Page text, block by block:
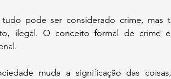
tudo pode ser considerado crime,
ilegal. O conceito formal de crime
muda a significação das